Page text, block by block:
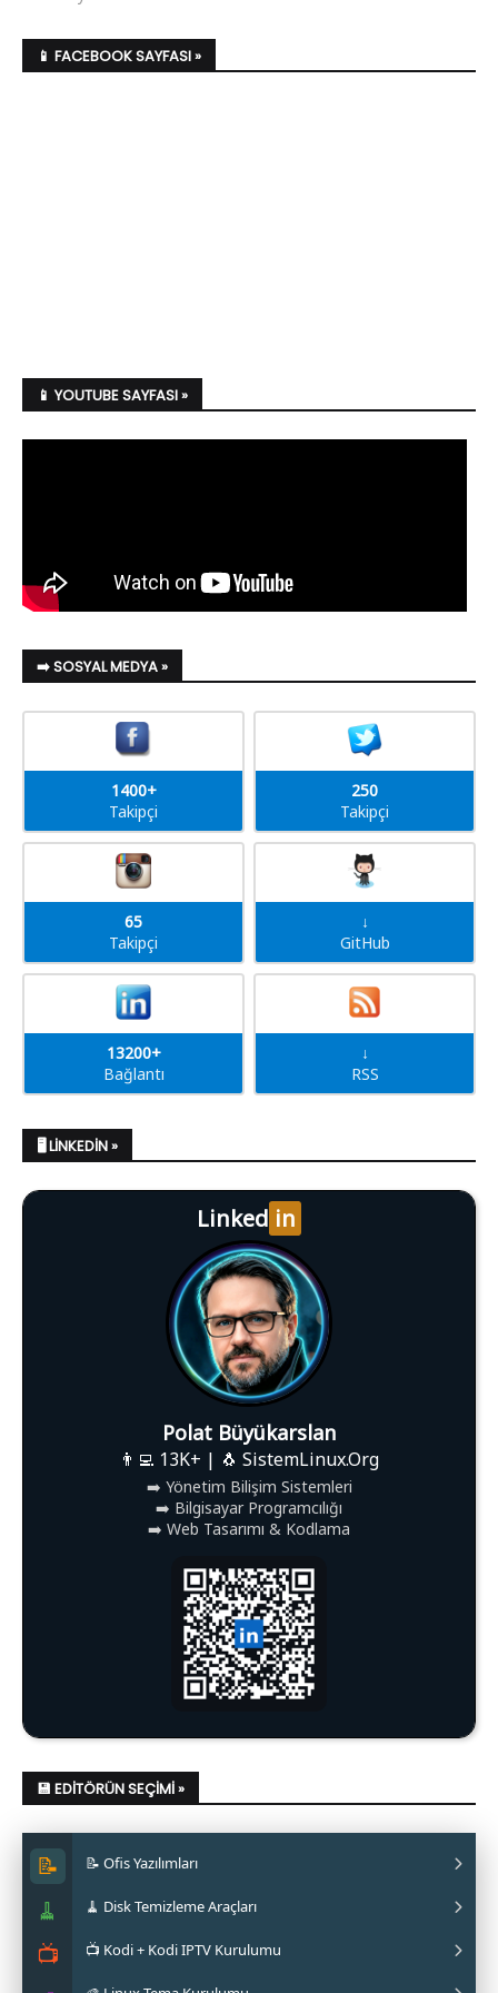
📱 FACEBOOK SAYFASI »
📱 YOUTUBE SAYFASI »
➡️ SOSYAL MEDYA »
1400+
Takipçi
250
Takipçi
65
Takipçi
↓
GitHub
13200+
Bağlantı
↓
RSS
🖥️ LINKEDIN »
Linked in
Polat Büyükarslan
👨‍💻 13K+ | 🐧 SistemLinux.Org
➡️ Yönetim Bilişim Sistemleri
➡️ Bilgisayar Programcılığı
➡️ Web Tasarımı & Kodlama
💾 EDITÖRÜN SEÇIMI »
📝
🧹
📺
📝 Ofis Yazılımları
✔ LibreOffice Nasıl Kurulur?
✔ WPS Office Nasıl Kurulur?
🧹 Disk Temizleme Araçları
✔ Stacer Nedir? Nasıl Kurulur?
📺 Kodi + Kodi IPTV Kurulumu